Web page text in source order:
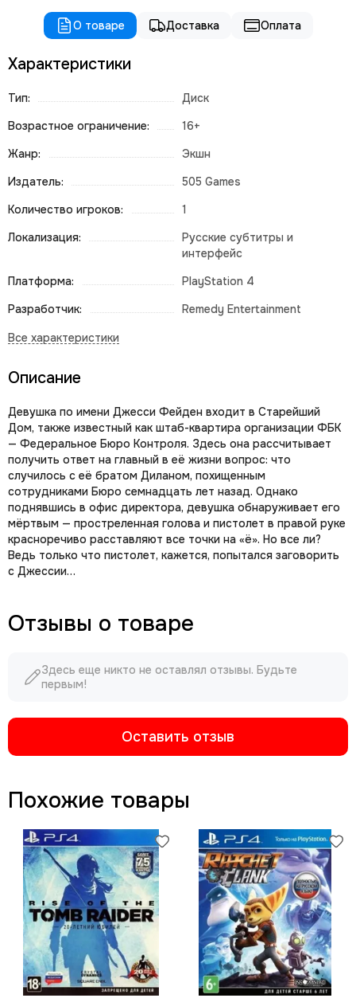
О товаре Доставка Оплата
Характеристики
Тип:
Диск
Возрастное ограничение:
16+
Жанр:
Экшн
Издатель:
505 Games
Количество игроков:
1
Локализация:
Русские субтитры и
интерфейс
Платформа:
PlayStation 4
Разработчик:
Remedy Entertainment
Описание
Девушка по имени Джесси Фейден входит в Старейший
Дом, также известный как штаб-квартира организации ФБК
— Федеральное Бюро Контроля. Здесь она рассчитывает
получить ответ на главный в её жизни вопрос: что
случилось с её братом Диланом, похищенным
сотрудниками Бюро семнадцать лет назад. Однако
поднявшись в офис директора, девушка обнаруживает его
мёртвым — простреленная голова и пистолет в правой руке
красноречиво расставляют все точки на «ё». Но все ли?
Ведь только что пистолет, кажется, попытался заговорить
с Джессии…
Отзывы о товаре
Здесь еще никто не оставлял отзывы. Будьте
первым!
Оставить отзыв
Похожие товары